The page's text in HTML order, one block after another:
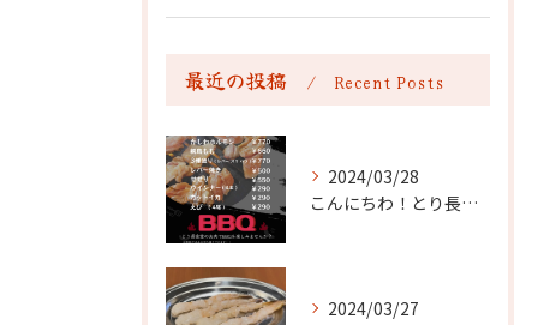
最近の投稿 Recent Posts
2024/03/28
こんにちわ！とり長食堂です！
2024/03/27